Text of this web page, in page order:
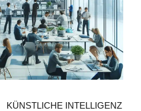
KÜNSTLICHE INTELLIGENZ